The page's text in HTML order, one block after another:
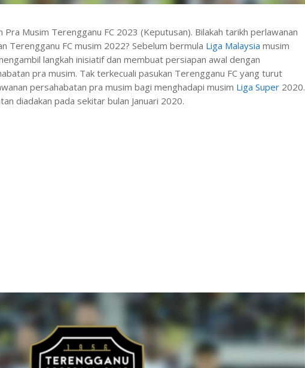
Pra Musim Terengganu FC 2023 (Keputusan). Bilakah tarikh perlawanan
Terengganu FC musim 2022? Sebelum bermula Liga Malaysia musim
langkah inisiatif dan membuat persiapan awal dengan
pra musim. Tak terkecuali pasukan Terengganu FC yang turut
persahabatan pra musim bagi menghadapi musim Liga Super 2020.
diadakan pada sekitar bulan Januari 2020.